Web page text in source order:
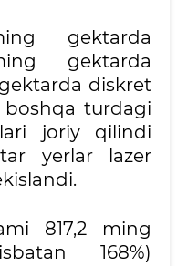
gektarda
gektarda
diskret
boshqa turdagi
joriy qilindi
yerlar lazer
817,2 ming
168%)